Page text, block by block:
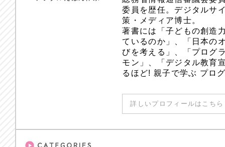
委員を歴任。デジタルサ
策・メディア博士。
著書には「子どもの創造
ているのか」、「日本の
びを考える」、「プログ
モン」、「デジタル教育
るほど! 親子で学ぶ プロ
詳しいプロフィールはこち